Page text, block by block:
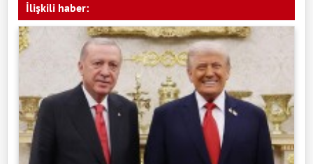
İlişkili haber: